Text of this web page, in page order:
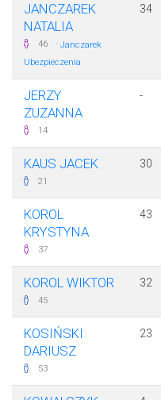
JANCZAREK
NATALIA
46 · Janczarek
Ubezpieczenia
34
JERZY
ZUZANNA
14
-
KAUS JACEK
21
30
KOROL
KRYSTYNA
37
43
KOROL WIKTOR
45
32
KOSIŃSKI
DARIUSZ
53
23